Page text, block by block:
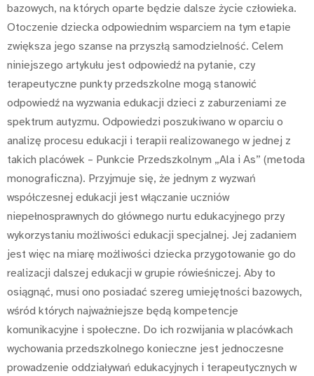
bazowych, na których oparte będzie dalsze życie człowieka.
Otoczenie dziecka odpowiednim wsparciem na tym etapie
zwiększa jego szanse na przyszłą samodzielność. Celem
niniejszego artykułu jest odpowiedź na pytanie, czy
terapeutyczne punkty przedszkolne mogą stanowić
odpowiedź na wyzwania edukacji dzieci z zaburzeniami ze
spektrum autyzmu. Odpowiedzi poszukiwano w oparciu o
analizę procesu edukacji i terapii realizowanego w jednej z
takich placówek – Punkcie Przedszkolnym „Ala i As” (metoda
monograficzna). Przyjmuje się, że jednym z wyzwań
współczesnej edukacji jest włączanie uczniów
niepełnosprawnych do głównego nurtu edukacyjnego przy
wykorzystaniu możliwości edukacji specjalnej. Jej zadaniem
jest więc na miarę możliwości dziecka przygotowanie go do
realizacji dalszej edukacji w grupie rówieśniczej. Aby to
osiągnąć, musi ono posiadać szereg umiejętności bazowych,
wśród których najważniejsze będą kompetencje
komunikacyjne i społeczne. Do ich rozwijania w placówkach
wychowania przedszkolnego konieczne jest jednoczesne
prowadzenie oddziaływań edukacyjnych i terapeutycznych w